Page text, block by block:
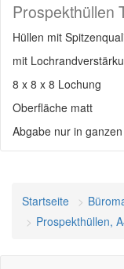
Prospekthüllen
Hüllen mit
mit
8 x 8 x 8 Lochung
Oberfläche matt
Abgabe nur in
Startseite
Prospekthüllen,